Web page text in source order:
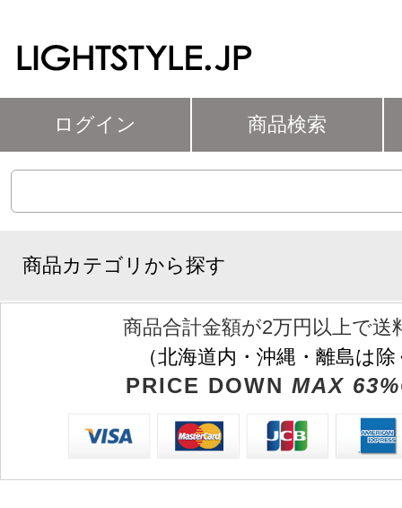
ログイン 商品検索
商品カテゴリから探す
商品合計金額が2万円以上で送
（北海道内・沖縄・離島は
PRICE DOWN MAX